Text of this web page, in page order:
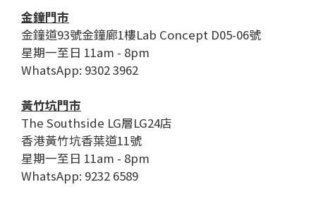
金鐘門市
金鐘道93號金鐘廊1樓Lab Concept D05-06號
星期一至日 11am - 8pm
WhatsApp: 9302 3962
黃竹坑門市
The Southside LG層LG24店
香港黃竹坑香葉道11號
星期一至日 11am - 8pm
WhatsApp: 9232 6589